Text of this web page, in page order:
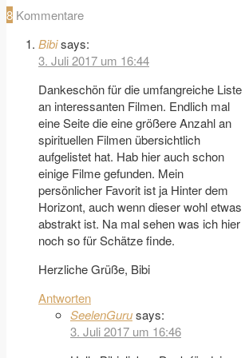
8 Kommentare
Bibisays:
3. Juli 2017 um 16:44
Dankeschön für die umfangreiche Liste
an interessanten Filmen. Endlich mal
eine Seite die eine größere Anzahl an
spirituellen Filmen übersichtlich
aufgelistet hat. Hab hier auch schon
einige Filme gefunden. Mein
persönlicher Favorit ist ja Hinter dem
Horizont, auch wenn dieser wohl etwas
abstrakt ist. Na mal sehen was ich hier
noch so für Schätze finde.
Herzliche Grüße, Bibi
Antworten
SeelenGurusays:
3. Juli 2017 um 16:46